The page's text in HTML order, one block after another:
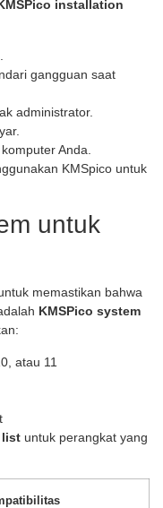
installation
gangguan saat
administrator.
Anda.
KMSpico untuk
untuk
memastikan bahwa
KMSPico system
atau 11
list untuk perangkat yang